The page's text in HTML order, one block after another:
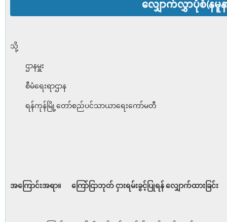
လျှောက်လွှာပုံစံ(နမူန
သို့
ဌာနမှူး
စီမံရေးရာဌာန
ရန်ကုန်မြို့တော်စည်ပင်သာယာရေးကော်မတီ
အကြောင်းအရာ။ ကြော်ငြာဘုတ် ငှားရမ်းခွင့်ပြုရန် လျှောက်ထားခြင်း